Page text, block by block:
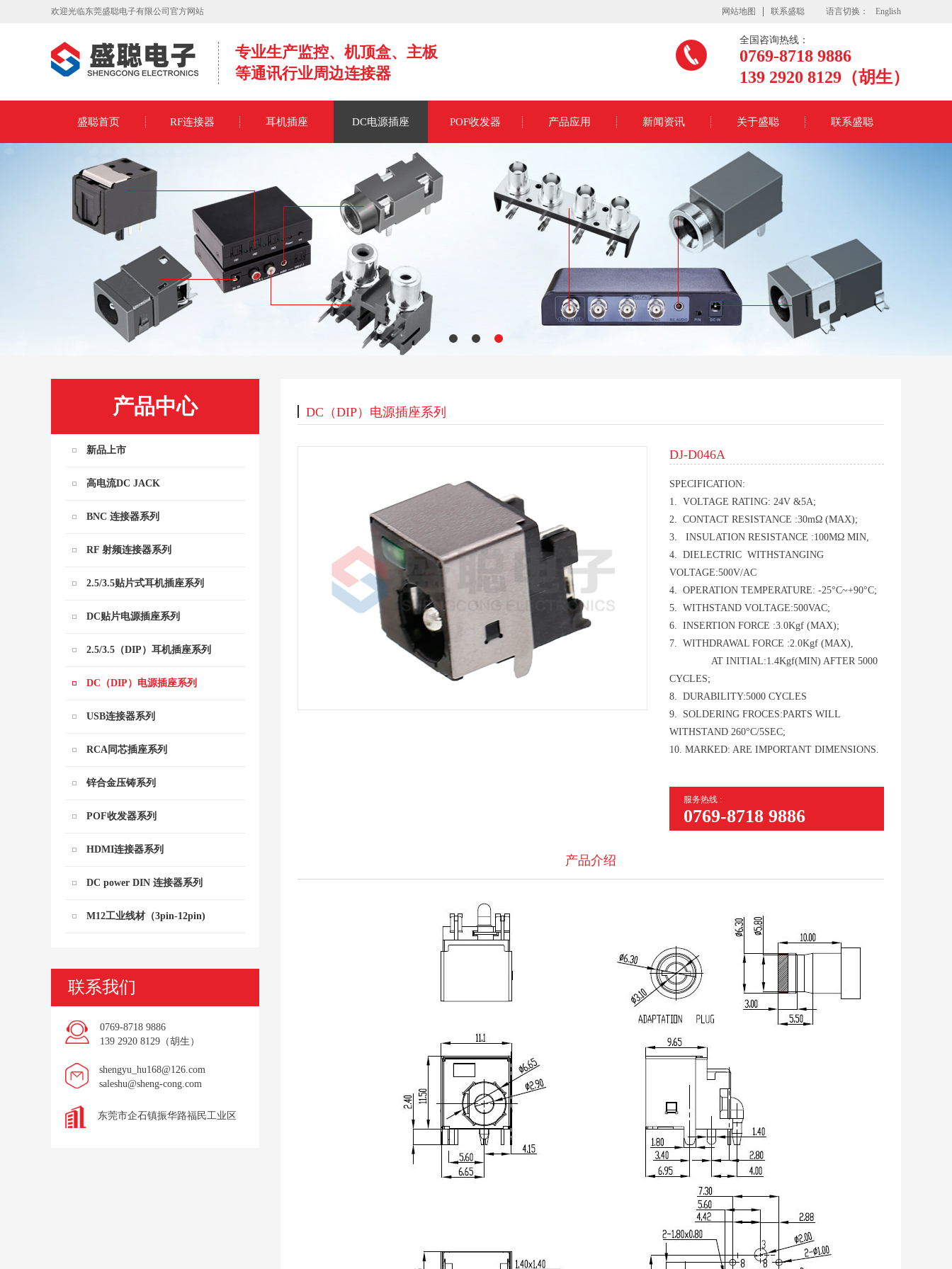
欢迎光临东莞盛聪电子有限公司官方网站 网站地图 联系盛聪 语言切换： English
专业生产监控、机顶盒、主板
等通讯行业周边连接器
全国咨询热线：
0769-8718 9886
139 2920 8129（胡生）
盛聪首页 RF连接器 耳机插座 DC电源插座 POF收发器 产品应用 新闻资讯 关于盛聪 联系盛聪
产品中心
新品上市
高电流DC JACK
BNC 连接器系列
RF 射频连接器系列
2.5/3.5贴片式耳机插座系列
DC贴片电源插座系列
2.5/3.5（DIP）耳机插座系列
DC（DIP）电源插座系列
USB连接器系列
RCA同芯插座系列
锌合金压铸系列
POF收发器系列
HDMI连接器系列
DC power DIN 连接器系列
M12工业线材（3pin-12pin)
联系我们
0769-8718 9886
139 2920 8129（胡生）
shengyu_hu168@126.com
saleshu@sheng-cong.com
东莞市企石镇振华路福民工业区
DC（DIP）电源插座系列
DJ-D046A
SPECIFICATION:
1. VOLTAGE RATING: 24V &5A;
2. CONTACT RESISTANCE :30mΩ (MAX);
3. INSULATION RESISTANCE :100MΩ MIN,
4. DIELECTRIC WITHSTANGING
VOLTAGE:500V/AC
4. OPERATION TEMPERATURE: -25°C~+90°C;
5. WITHSTAND VOLTAGE:500VAC;
6. INSERTION FORCE :3.0Kgf (MAX);
7. WITHDRAWAL FORCE :2.0Kgf (MAX),
AT INITIAL:1.4Kgf(MIN) AFTER 5000
CYCLES;
8. DURABILITY:5000 CYCLES
9. SOLDERING FROCES:PARTS WILL
WITHSTAND 260°C/5SEC;
10. MARKED: ARE IMPORTANT DIMENSIONS.
服务热线 :
0769-8718 9886
产品介绍